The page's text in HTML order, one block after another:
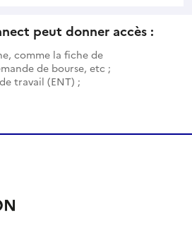
peut donner accès :
comme la fiche de
de bourse, etc ;
de travail (ENT) ;